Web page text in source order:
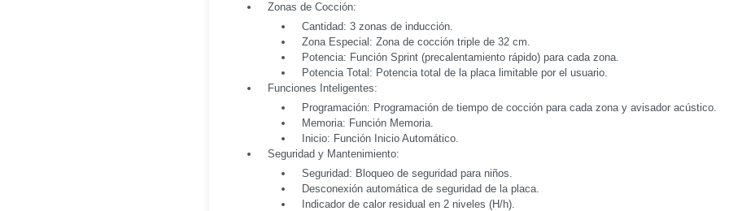
Zonas de Cocción:
Cantidad: 3 zonas de inducción.
Zona Especial: Zona de cocción triple de 32 cm.
Potencia: Función Sprint (precalentamiento rápido) para cada zona.
Potencia Total: Potencia total de la placa limitable por el usuario.
Funciones Inteligentes:
Programación: Programación de tiempo de cocción para cada zona y avisador acústico.
Memoria: Función Memoria.
Inicio: Función Inicio Automático.
Seguridad y Mantenimiento:
Seguridad: Bloqueo de seguridad para niños.
Desconexión automática de seguridad de la placa.
Indicador de calor residual en 2 niveles (H/h).